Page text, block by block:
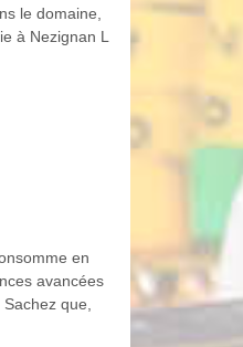
le domaine,
à Nezignan L
en
avancées
que,